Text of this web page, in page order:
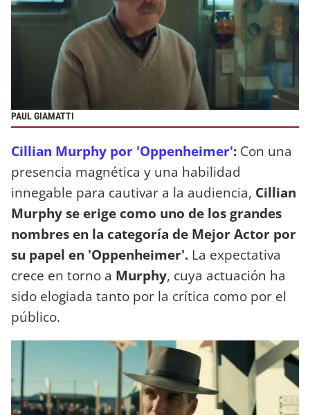
PAUL GIAMATTI
Cillian Murphy por 'Oppenheimer': Con una
presencia magnética y una habilidad
innegable para cautivar a la audiencia, Cillian
Murphy se erige como uno de los grandes
nombres en la categoría de Mejor Actor por
su papel en 'Oppenheimer'. La expectativa
crece en torno a Murphy, cuya actuación ha
sido elogiada tanto por la crítica como por el
público.